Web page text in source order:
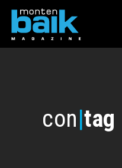
con|tag